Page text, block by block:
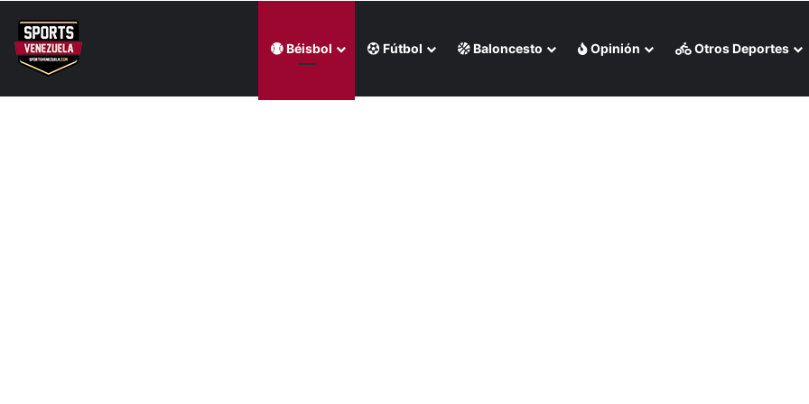
Béisbol Fútbol Baloncesto Opinión Otros Deportes
Última hora